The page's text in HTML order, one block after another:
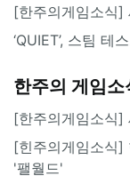
[한주의게임소식]
‘QUIET’, 스팀 테
한주의 게임소
[한주의게임소식]
[힌주의게임소식]
'팰월드'